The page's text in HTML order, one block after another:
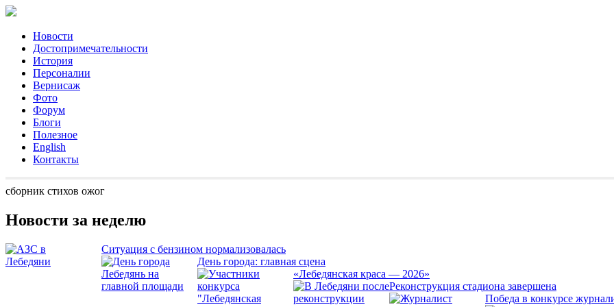
Новости
Достопримечательности
История
Персоналии
Вернисаж
Фото
Форум
Блоги
Полезное
English
Контакты
сборник стихов ожог
Новости за неделю
Ситуация с бензином нормализовалась
День города: главная сцена
«Лебедянская краса — 2026»
Реконструкция стадиона завершена
Победа в конкурсе